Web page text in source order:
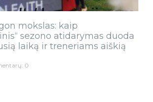
mokslas: kaip
sezono atidarymas duoda
laiką ir treneriams aiškią
0